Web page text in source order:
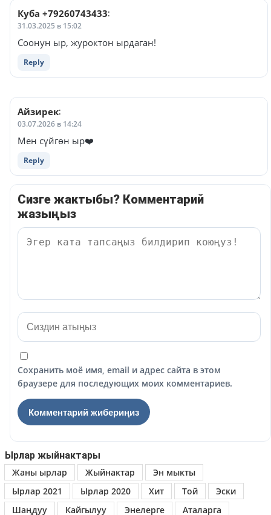
Куба +79260743433:
31.03.2025 в 15:02
Соонун ыр, журоктон ырдаган!
Reply
Айзирек:
03.07.2026 в 14:24
Мен сүйгөн ыр❤️
Reply
Сизге жактыбы? Комментарий
жазыңыз
Сохранить моё имя, email и адрес сайта в этом
браузере для последующих моих комментариев.
Ырлар жыйнактары
Жаны ырлар
Жыйнактар
Эн мыкты
Ырлар 2021
Ырлар 2020 Хит Той
Эски
Шаңдуу
Кайгылуу Энелерге Аталарга